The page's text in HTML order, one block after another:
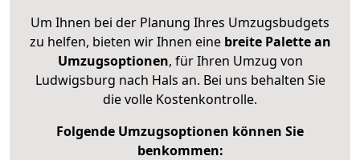
Um Ihnen bei der Planung Ihres Umzugsbudgets
zu helfen, bieten wir Ihnen eine breite Palette an
Umzugsoptionen, für Ihren Umzug von
Ludwigsburg nach Hals an. Bei uns behalten Sie
die volle Kostenkontrolle.
Folgende Umzugsoptionen können Sie
benkommen: